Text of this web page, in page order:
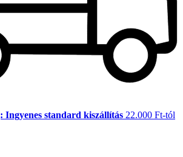
Ingyenes standard kiszállítás 22.000 Ft-tól